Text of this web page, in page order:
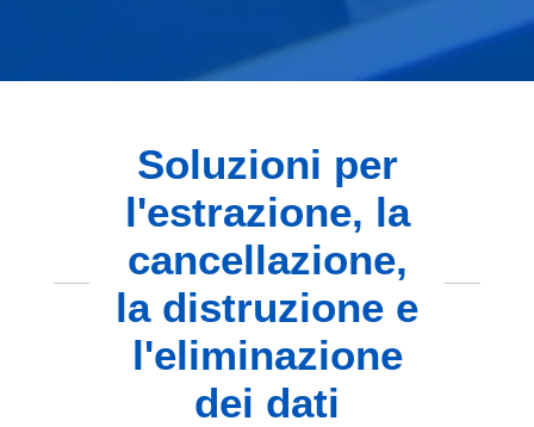
Soluzioni per
l'estrazione, la
cancellazione,
la distruzione e
l'eliminazione
dei dati